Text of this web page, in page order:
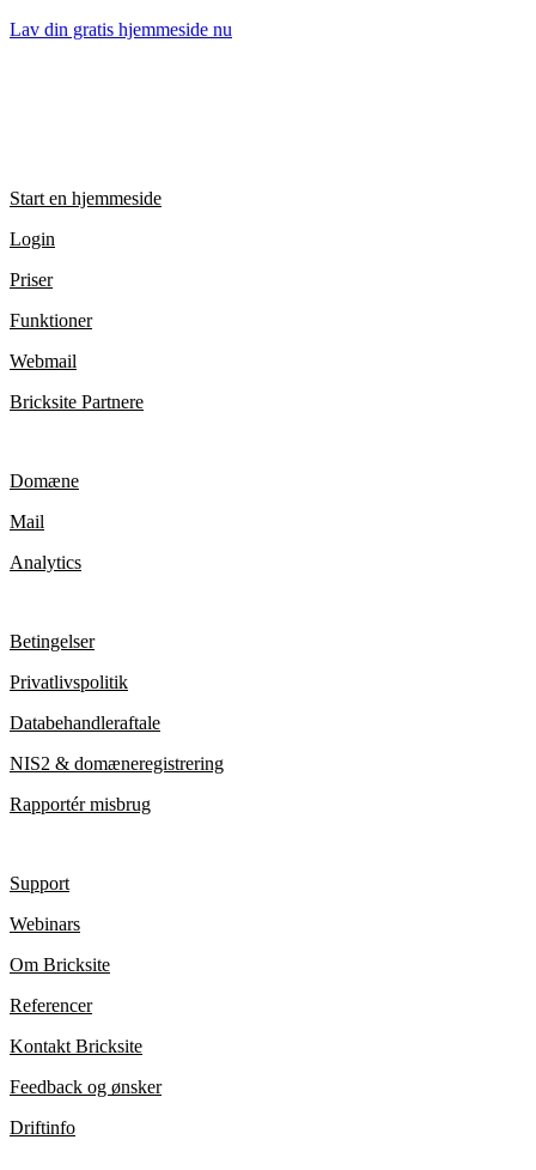
Lav din gratis hjemmeside nu
Start en hjemmeside
Login
Priser
Funktioner
Webmail
Bricksite Partnere
Domæne
Mail
Analytics
Betingelser
Privatlivspolitik
Databehandleraftale
NIS2 & domæneregistrering
Rapportér misbrug
Support
Webinars
Om Bricksite
Referencer
Kontakt Bricksite
Feedback og ønsker
Driftinfo